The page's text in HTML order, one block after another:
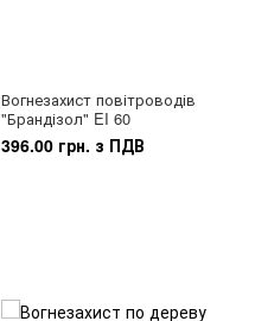
Вогнезахист повітроводів
"Брандізол" EI 60
396.00 грн. з ПДВ